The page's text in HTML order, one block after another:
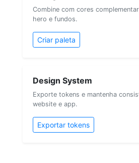
Combine com cores
hero e fundos.
Criar paleta
Design System
Exporte tokens e mantenha
website e app.
Exportar tokens